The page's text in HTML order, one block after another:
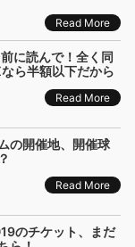
Read More
に読んで！全く同
ら半額以下だから
Read More
の開催地、開催球
Read More
のチケット、まだ